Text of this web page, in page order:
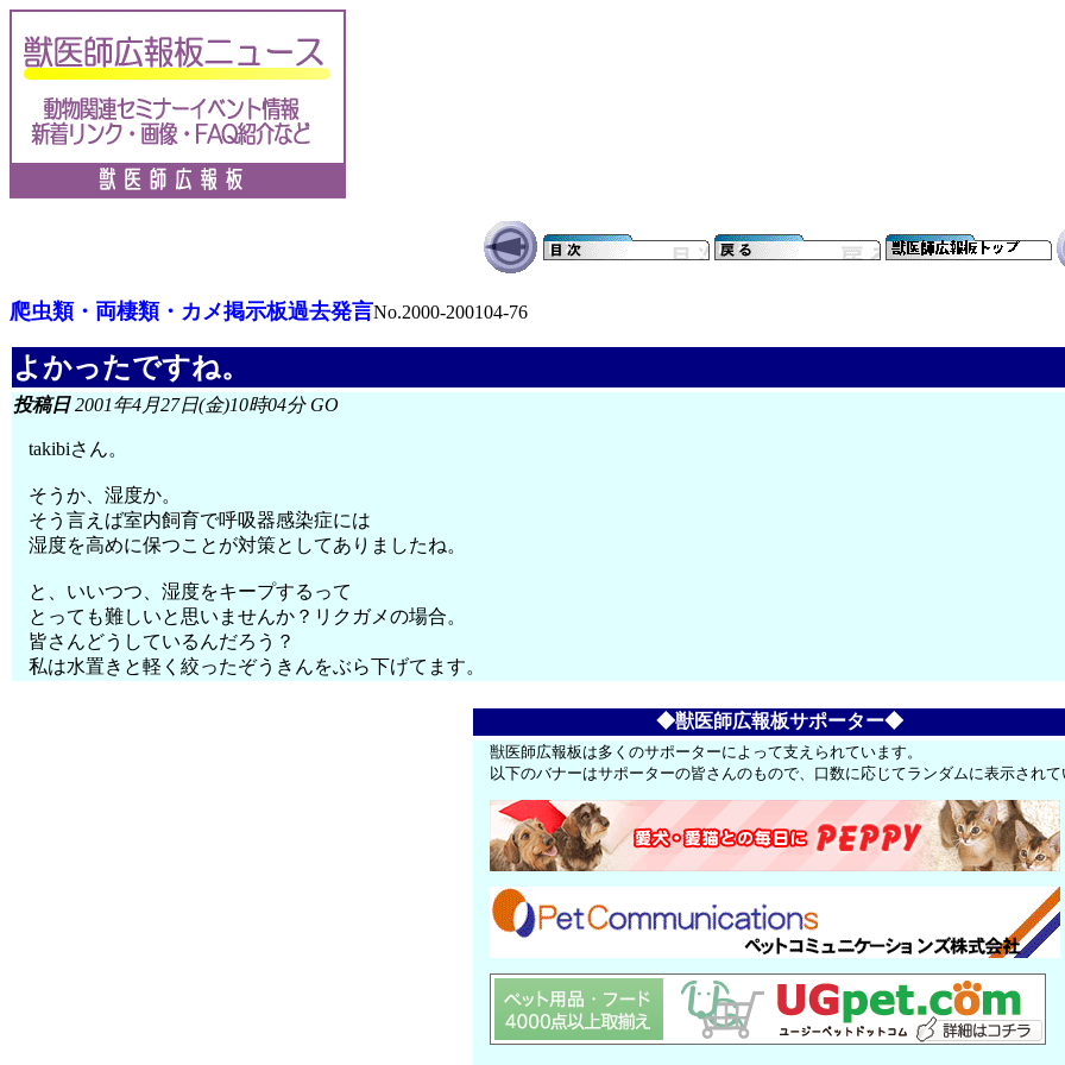
爬虫類・両棲類・カメ掲示板過去発言No.2000-200104-76
よかったですね。
投稿日2001年4月27日(金)10時04分 GO
takibiさん。
そうか、湿度か。
そう言えば室内飼育で呼吸器感染症には
湿度を高めに保つことが対策としてありましたね。
と、いいつつ、湿度をキープするって
とっても難しいと思いませんか？リクガメの場合。
皆さんどうしているんだろう？
私は水置きと軽く絞ったぞうきんをぶら下げてます。
◆獣医師広報板サポーター◆
獣医師広報板は多くのサポーターによって支えられています。
以下のバナーはサポーターの皆さんのもので、口数に応じてランダムに表示され